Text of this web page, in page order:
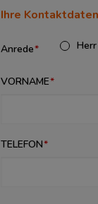
Ihre Kontaktdaten
Anrede Herr
VORNAME
TELEFON